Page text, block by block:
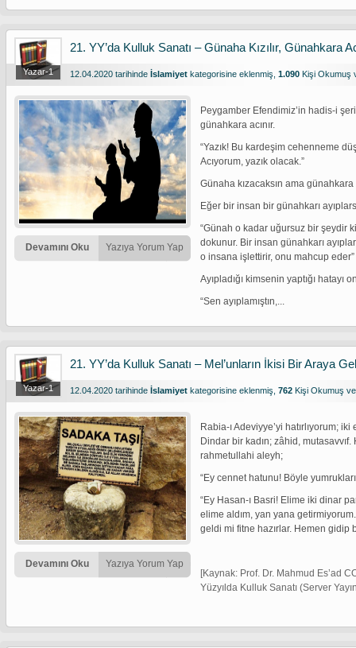
Yazar-1
21. YY’da Kulluk Sanatı – Günaha Kızılır, Günahkara
12.04.2020 tarihinde İslamiyet kategorisine eklenmiş, 1.090 Kişi Okumuş
Devamını Oku Yazıya Yorum Yap
Peygamber Efendimiz’in hadis-i
günahkara acınır.
“Yazık! Bu kardeşim cehenneme
Acıyorum, yazık olacak.”
Günaha kızacaksın ama günahkara
Eğer bir insan bir günahkarı
“Günah o kadar uğursuz bir şeydir
dokunur. Bir insan günahkarı
o insana işlettirir, onu mahcup eder”
Ayıpladığı kimsenin yaptığı hatayı
“Sen ayıplamıştın,...
Yazar-1
21. YY’da Kulluk Sanatı – Mel’unların İkisi Bir Araya
12.04.2020 tarihinde İslamiyet kategorisine eklenmiş, 762 Kişi Okumuş
Devamını Oku Yazıya Yorum Yap
Rabia-ı Adeviyye’yi hatırlıyorum;
Dindar bir kadın; zâhid, mutasavvıf.
rahmetullahi aleyh;
“Ey cennet hatunu! Böyle
“Ey Hasan-ı Basri! Elime iki dinar
elime aldım, yan yana
geldi mi fitne hazırlar. Hemen gidip
[Kaynak: Prof. Dr. Mahmud Es’ad
Yüzyılda Kulluk Sanatı (Server